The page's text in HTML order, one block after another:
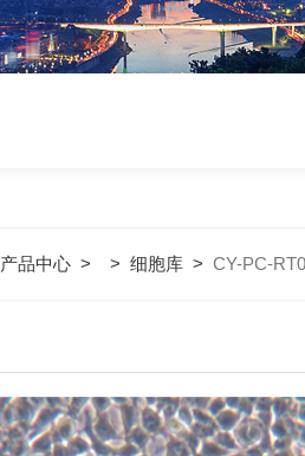
产品中心 > >细胞库 >CY-PC-